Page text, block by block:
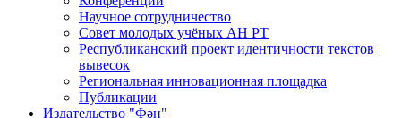
Научное сотрудничество
Совет молодых учёных АН РТ
Республиканский проект идентичности текстов
вывесок
Региональная инновационная площадка
Публикации
Издательство "Фән"